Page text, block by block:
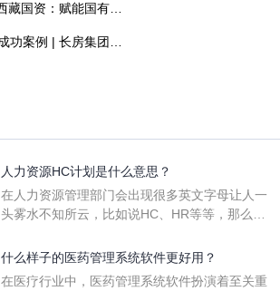
人力资源HC计划是什么意思？
在人力资源管理部门会出现很多英文字母让人一
头雾水不知所云，比如说HC、HR等等，那么它
么呢？
什么样子的医药管理系统软件更好用？
在医疗行业中，医药管理系统软件扮演着至关重